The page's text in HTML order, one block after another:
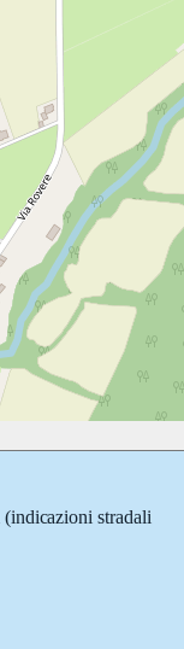
(indicazioni stradali